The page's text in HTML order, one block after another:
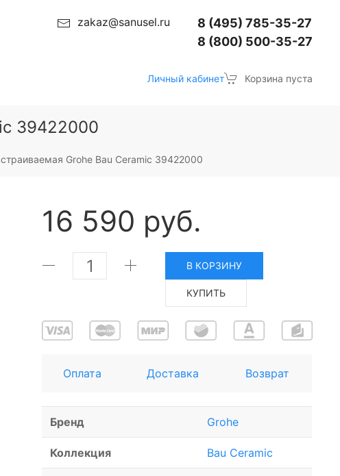
zakaz@sanusel.ru
8 (495) 785-35-27
8 (800) 500-35-27
Личный кабинет Корзина пуста
39422000
Grohe Bau Ceramic 39422000
16 590 руб.
В КОРЗИНУ
КУПИТЬ
Оплата Доставка Возврат
Бренд Grohe
Коллекция Bau Ceramic